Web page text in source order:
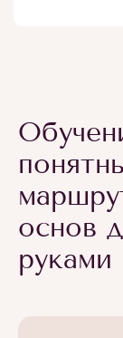
основ
руками